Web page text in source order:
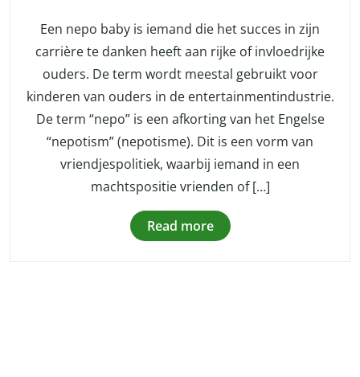
Een nepo baby is iemand die het succes in zijn
carrière te danken heeft aan rijke of invloedrijke
ouders. De term wordt meestal gebruikt voor
kinderen van ouders in de entertainmentindustrie.
De term “nepo” is een afkorting van het Engelse
“nepotism” (nepotisme). Dit is een vorm van
vriendjespolitiek, waarbij iemand in een
machtspositie vrienden of […]
Read more